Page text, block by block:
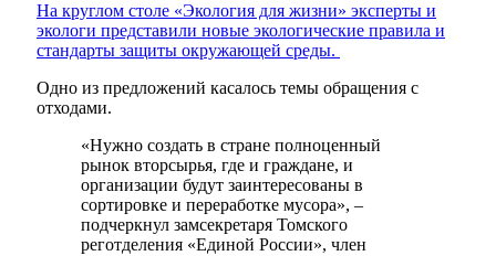
На круглом столе «Экология для жизни» эксперты и
экологи представили новые экологические правила и
стандарты защиты окружающей среды.
Одно из предложений касалось темы обращения с
отходами.
«Нужно создать в стране полноценный
рынок вторсырья, где и граждане, и
организации будут заинтересованы в
сортировке и переработке мусора», –
подчеркнул замсекретаря Томского
реготделения «Единой России», член